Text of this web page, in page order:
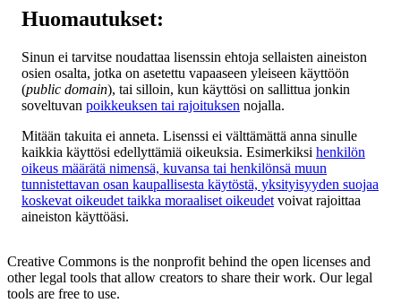
Huomautukset:
Sinun ei tarvitse noudattaa lisenssin ehtoja sellaisten aineiston
osien osalta, jotka on asetettu vapaaseen yleiseen käyttöön
(public domain), tai silloin, kun käyttösi on sallittua jonkin
soveltuvan poikkeuksen tai rajoituksen nojalla.
Mitään takuita ei anneta. Lisenssi ei välttämättä anna sinulle
kaikkia käyttösi edellyttämiä oikeuksia. Esimerkiksi henkilön
oikeus määrätä nimensä, kuvansa tai henkilönsä muun
tunnistettavan osan kaupallisesta käytöstä, yksityisyyden suojaa
koskevat oikeudet taikka moraaliset oikeudet voivat rajoittaa
aineiston käyttöäsi.
Creative Commons is the nonprofit behind the open licenses and
other legal tools that allow creators to share their work. Our legal
tools are free to use.